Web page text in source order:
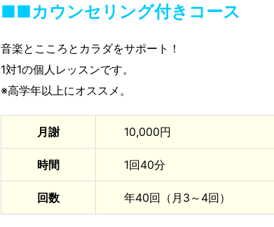
■■カウンセリング付きコース
音楽とこころとカラダをサポート！
1対1の個人レッスンです。
※高学年以上にオススメ。
月謝 10,000円
時間 1回40分
回数 年40回（月3～4回）